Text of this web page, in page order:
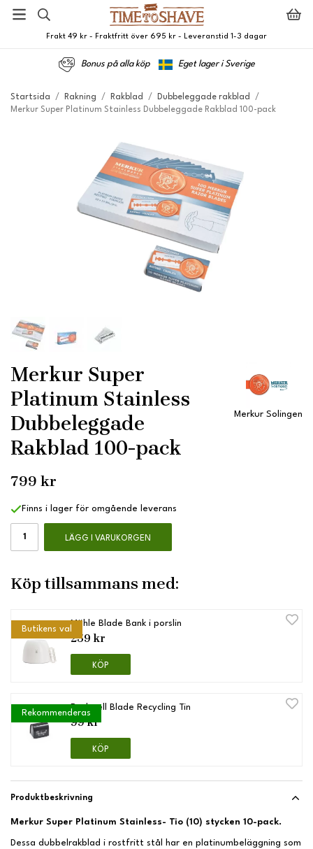
Frakt 49 kr - Fraktfritt över 695 kr - Leveranstid 1-3 dagar
Bonus på alla köp Eget lager i Sverige
Startsida / Rakning / Rakblad / Dubbeleggade rakblad
/
Merkur Super Platinum Stainless Dubbeleggade Rakblad 100-pack
Merkur Super
Platinum Stainless
Dubbeleggade
Rakblad 100-pack
Merkur Solingen
799 kr
Finns i lager för omgående leverans
LÄGG I VARUKORGEN
Köp tillsammans med:
Butikens val
Mühle Blade Bank i porslin
259 kr
KÖP
Rekommenderas
Rockwell Blade Recycling Tin
99 kr
KÖP
Produktbeskrivning
Merkur Super Platinum Stainless- Tio (10) stycken 10-pack.
Dessa dubbelrakblad i rostfritt stål har en platinumbeläggning som